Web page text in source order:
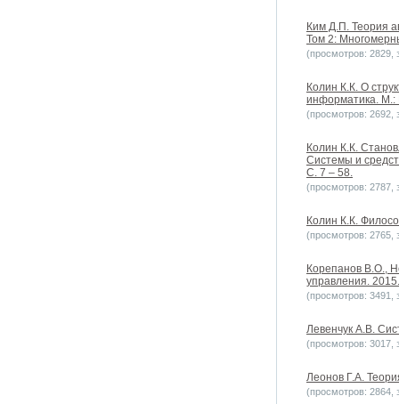
Ким Д.П. Теория
Том 2:
(просмотров: 2829,
Колин К.К. О
информатика.
(просмотров: 2692,
Колин К.К.
Системы и
С. 7 – 58.
(просмотров: 2787,
Колин К.К.
(просмотров: 2765,
Корепанов В.О.,
управления.
(просмотров: 3491,
Левенчук А.В.
(просмотров: 3017,
Леонов Г.А.
(просмотров: 2864,